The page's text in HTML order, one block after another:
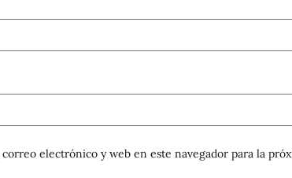
electrónico y web en este navegador para la